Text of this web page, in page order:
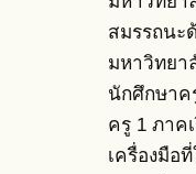
สมรรถนะ
มหาวิทยา
นักศึกษาค
ครู 1 ภาค
เครื่องมือ